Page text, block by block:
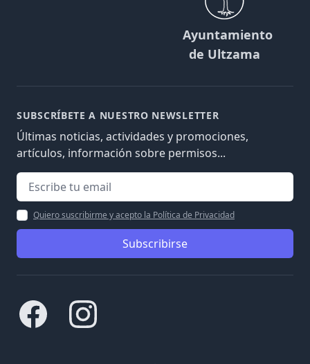
Ayuntamiento
de Ultzama
SUBSCRÍBETE A NUESTRO NEWSLETTER
Últimas noticias, actividades y promociones,
artículos, información sobre permisos...
Quiero suscribirme y acepto la Política de Privacidad
Subscribirse
Facebook Instagram